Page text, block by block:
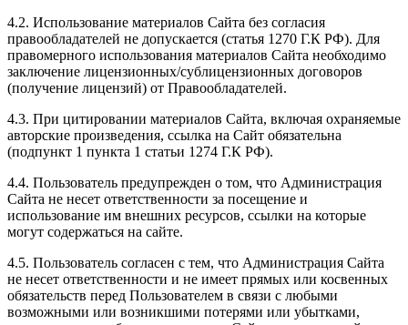
4.2. Использование материалов Сайта без согласия
правообладателей не допускается (статья 1270 Г.К РФ). Для
правомерного использования материалов Сайта необходимо
заключение лицензионных/сублицензионных договоров
(получение лицензий) от Правообладателей.
4.3. При цитировании материалов Сайта, включая охраняемые
авторские произведения, ссылка на Сайт обязательна
(подпункт 1 пункта 1 статьи 1274 Г.К РФ).
4.4. Пользователь предупрежден о том, что Администрация
Сайта не несет ответственности за посещение и
использование им внешних ресурсов, ссылки на которые
могут содержаться на сайте.
4.5. Пользователь согласен с тем, что Администрация Сайта
не несет ответственности и не имеет прямых или косвенных
обязательств перед Пользователем в связи с любыми
возможными или возникшими потерями или убытками,